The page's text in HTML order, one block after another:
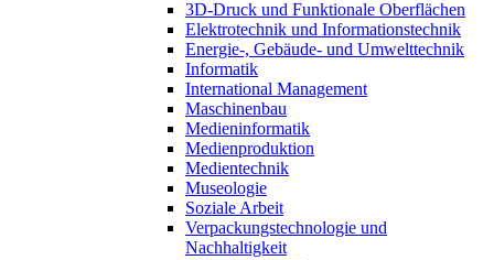
3D-Druck und Funktionale Oberflächen
Elektrotechnik und Informationstechnik
Energie-, Gebäude- und Umwelttechnik
Informatik
International Management
Maschinenbau
Medieninformatik
Medienproduktion
Medientechnik
Museologie
Soziale Arbeit
Verpackungstechnologie und
Nachhaltigkeit